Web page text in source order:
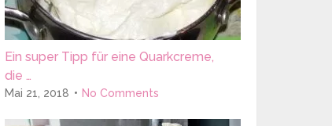
Ein super Tipp für eine Quarkcreme,
die …
Mai 21, 2018 No Comments